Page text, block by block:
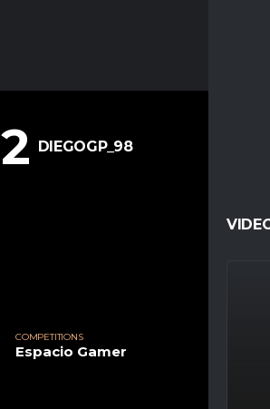
2 DIEGOGP_98
COMPETITIONS
Espacio Gamer